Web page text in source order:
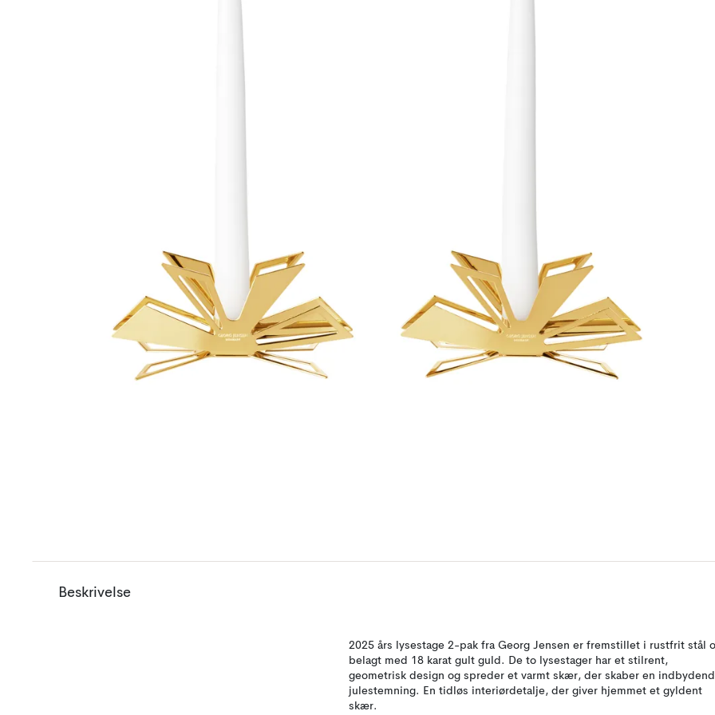
Beskrivelse
2025 års lysestage 2-pak fra Georg Jensen er fremstillet i rustfrit stål
belagt med 18 karat gult guld. De to lysestager har et stilrent,
geometrisk design og spreder et varmt skær, der skaber en
julestemning. En tidløs interiørdetalje, der giver hjemmet et gyldent
skær.